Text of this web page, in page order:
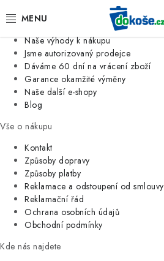
Jsme tradiční česká firma
Naše výhody k nákupu
Jsme autorizovaný prodejce
Dáváme 60 dní na vrácení zboží
Garance okamžité výměny
Naše další e-shopy
Blog
Vše o nákupu
Kontakt
Způsoby dopravy
Způsoby platby
Reklamace a odstoupení od smlouvy
Reklamační řád
Ochrana osobních údajů
Obchodní podmínky
Kde nás najdete
KOŠE
SÁČKY
KUCHYNĚ
ORGANIZACE
DOMÁCNOST
ÚKLID